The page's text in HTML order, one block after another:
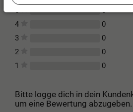
5
4
0
3
0
2
0
1
0
Bitte logge dich in dein
um eine Bewertung abzugeben.